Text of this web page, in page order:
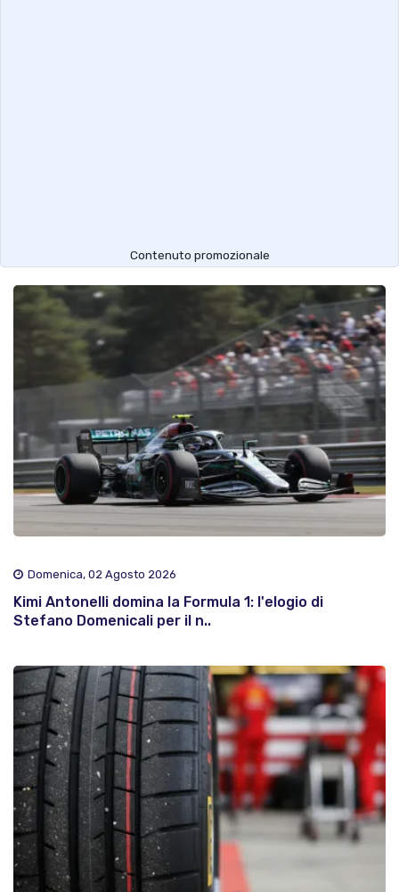
Contenuto promozionale
Domenica, 02 Agosto 2026
Kimi Antonelli domina la Formula 1: l'elogio di
Stefano Domenicali per il n..